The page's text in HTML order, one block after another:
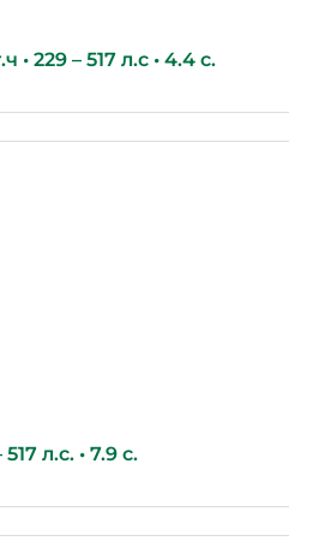
• 229 – 517 л.с • 4.4 с.
л.с. • 7.9 с.